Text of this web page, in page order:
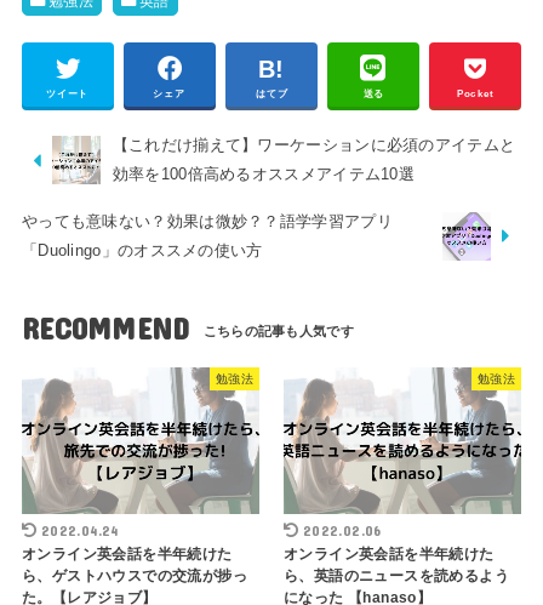
ツイート シェア はてブ 送る Pocket
【これだけ揃えて】ワーケーションに必須のアイテムと
効率を100倍高めるオススメアイテム10選
やっても意味ない？効果は微妙？？語学学習アプリ
「Duolingo」のオススメの使い方
RECOMMEND
勉強法
2022.04.24
オンライン英会話を半年続けた
ら、ゲストハウスでの交流が捗っ
た。【レアジョブ】
勉強法
2022.02.06
オンライン英会話を半年続けた
ら、英語のニュースを読めるよう
になった 【hanaso】